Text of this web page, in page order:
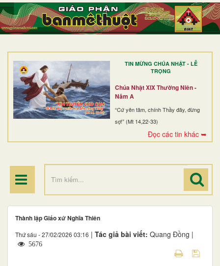
TIN MỪNG CHÚA NHẬT - LỄ
TRỌNG
Chúa Nhật XIX Thường Niên -
Năm A
“Cứ yên tâm, chính Thầy đây, đừng
sợ!” (Mt 14,22-33)
Đọc các tin khác ➥
TRANG NHẤT
GIỚI THIỆU
DÒNG TU
BAN MỤC VỤ
ĐOÀN THỂ CG
ĐIỂM HÀNH HƯƠNG
Thành lập Giáo xứ Nghĩa Thiên
Thứ sáu - 27/02/2026 03:16 | Tác giả bài viết: Quang Đồng |
5676